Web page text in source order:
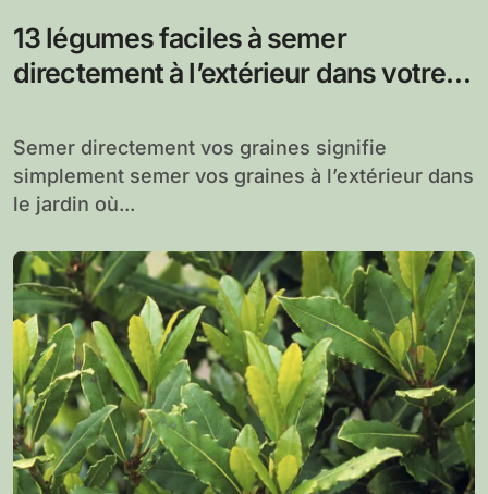
13 légumes faciles à semer
directement à l’extérieur dans votre
Semer directement vos graines signifie
simplement semer vos graines à l’extérieur dans
le jardin où...